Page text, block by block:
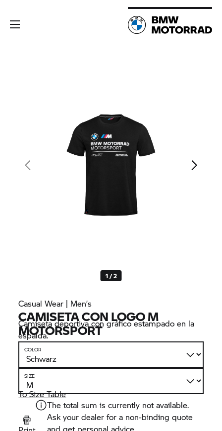
1 / 2
Casual Wear | Men’s
CAMISETA CON LOGO M
MOTORSPORT
Camiseta deportiva con gráfico estampado en la
espalda.
COLOR
SIZE
To Size Table
The total sum is currently not available.
Ask your dealer for a non-binding quote